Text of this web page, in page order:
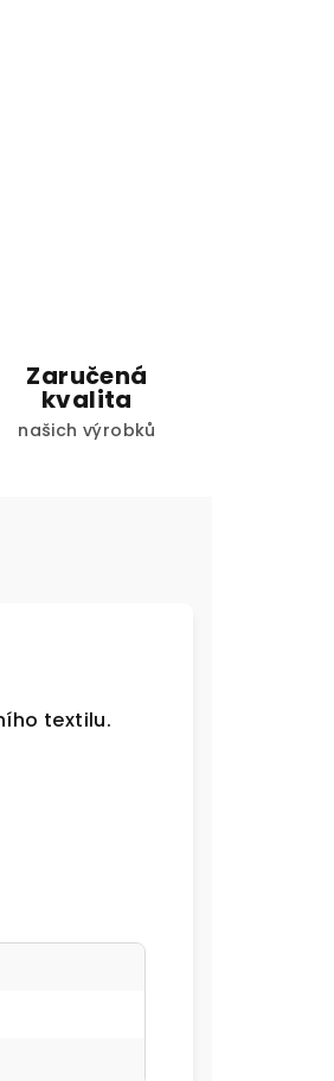
Zaručená
kvalita
našich výrobků
textilu.